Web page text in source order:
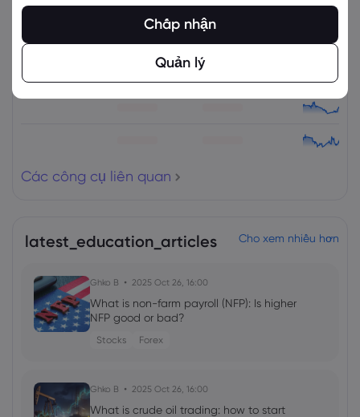
Bán
Các công cụ liên quan
latest_education_articles Cho xem nhiều hơn
Ghko B 2025 Oct 26, 16:00
What is non-farm payroll (NFP): Is higher
NFP good or bad?
Stocks Forex
Ghko B 2025 Oct 26, 16:00
What is crude oil trading: how to start
Chấp nhận
Quản lý